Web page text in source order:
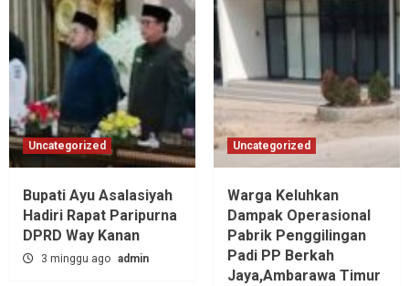
Uncategorized
Bupati Ayu Asalasiyah
Hadiri Rapat Paripurna
DPRD Way Kanan
3 minggu ago admin
Uncategorized
Warga Keluhkan
Dampak Operasional
Pabrik Penggilingan
Padi PP Berkah
Jaya,‎Ambarawa Timur